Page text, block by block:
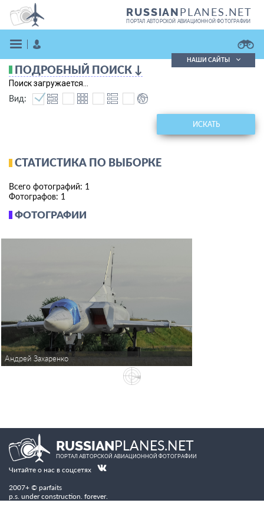
RUSSIANPLANES.NET
ПОРТАЛ АВТОРСКОЙ АВИАЦИОННОЙ ФОТОГРАФИИ
Поиск в реестре
Кратко
Подробно
НАШИ САЙТЫ
ФОТОГРАФИИ
Андрей Захаренко
ПОДРОБНЫЙ ПОИСК ↓
Поиск загружается...
Вид:
ИСКАТЬ
СТАТИСТИКА ПО ВЫБОРКЕ
Всего фотографий: 1
Фотографов: 1
RUSSIANPLANES.NET
ПОРТАЛ АВТОРСКОЙ АВИАЦИОННОЙ ФОТОГРАФИИ
Читайте о нас в соцсетях
2007+ © parfaits
p.s. under construction. forever.